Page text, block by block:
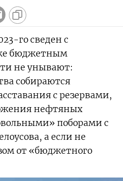
го сведен с
бюджетным
не унывают:
собираются
с резервами,
нефтяных
поборами с
а если не
от «бюджетного